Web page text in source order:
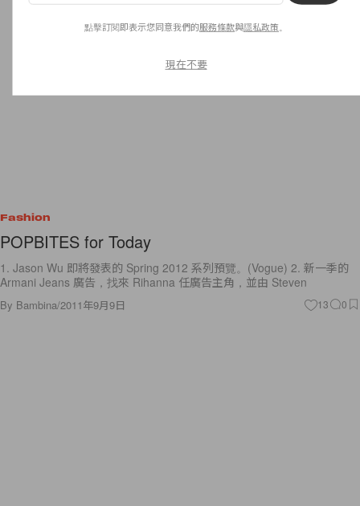
Fashion
POPBITES for Today
1. Jason Wu 即將發表的 Spring 2012 系列預覽。(Vogue) 2. 新一季的
Armani Jeans 廣告，找來 Rihanna 任廣告主角，並由 Steven
By Bambina/2011年9月9日 13 0
點擊訂閱即表示您同意我們的服務條款與隱私政策
現在不要